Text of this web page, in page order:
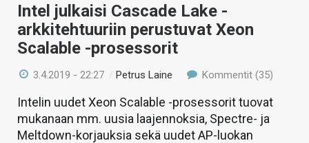
Intel julkaisi Cascade Lake -
arkkitehtuuriin perustuvat Xeon
Scalable -prosessorit
3.4.2019 - 22:27 /Petrus Laine Kommentit (35)
Intelin uudet Xeon Scalable -prosessorit tuovat
mukanaan mm. uusia laajennoksia, Spectre- ja
Meltdown-korjauksia sekä uudet AP-luokan